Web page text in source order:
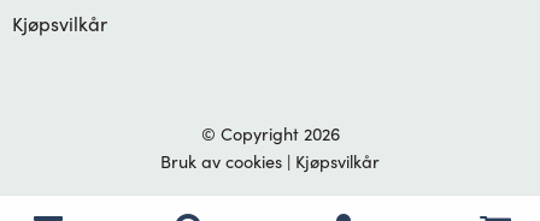
Kjøpsvilkår
© Copyright 2026
Bruk av cookies | Kjøpsvilkår